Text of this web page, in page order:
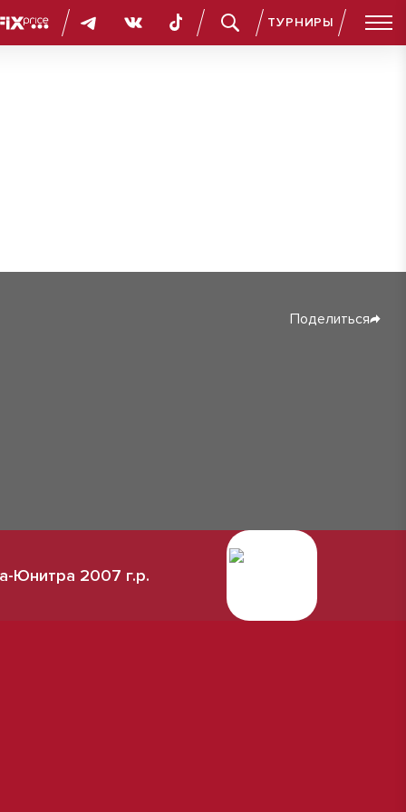
ТУРНИРЫ
Поделиться
Юнитра 2007 г.р.